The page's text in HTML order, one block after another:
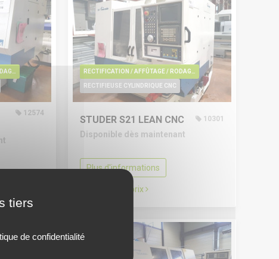
tiers
de confidentialité
12574
RECTIFIEUSE CYLINDRIQUE CNC
STUDER S21 LEAN CNC 10301
Disponible dès maintenant
Plus d'informations
Demander le prix